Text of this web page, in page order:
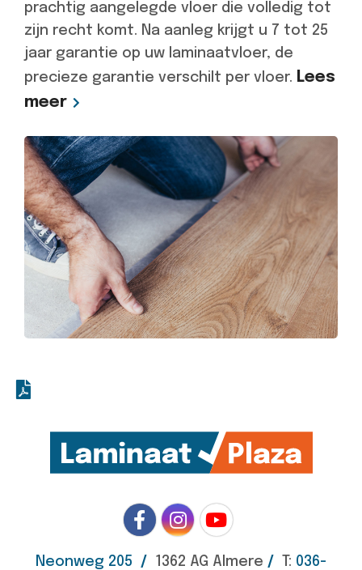
prachtig aangelegde vloer die volledig tot
zijn recht komt. Na aanleg krijgt u 7 tot 25
jaar garantie op uw laminaatvloer, de
precieze garantie verschilt per vloer. Lees
meer
Neonweg 205 / 1362 AG Almere / T: 036-